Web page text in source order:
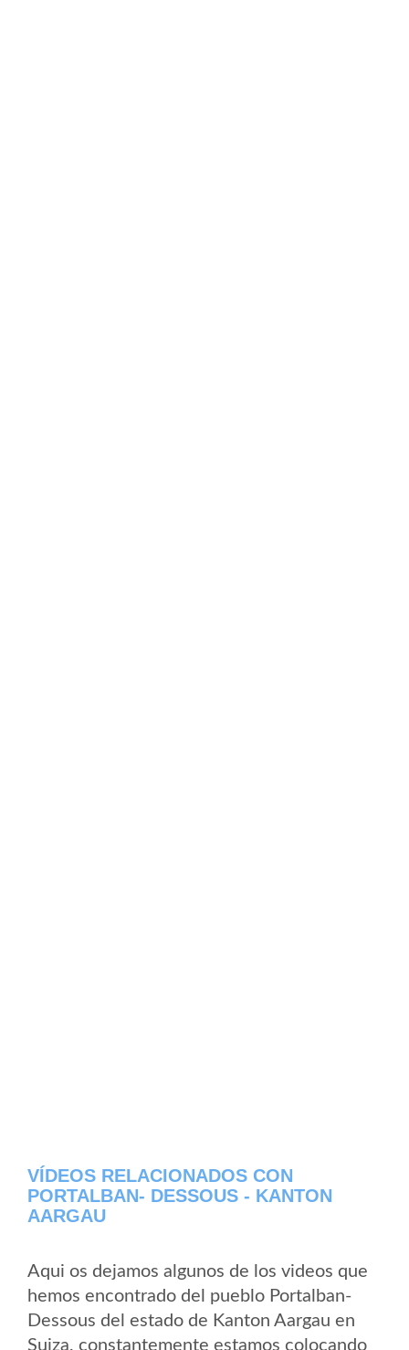
VÍDEOS RELACIONADOS CON
PORTALBAN- DESSOUS - KANTON
AARGAU
Aqui os dejamos algunos de los videos que
hemos encontrado del pueblo Portalban-
Dessous del estado de Kanton Aargau en
Suiza, constantemente estamos colocando